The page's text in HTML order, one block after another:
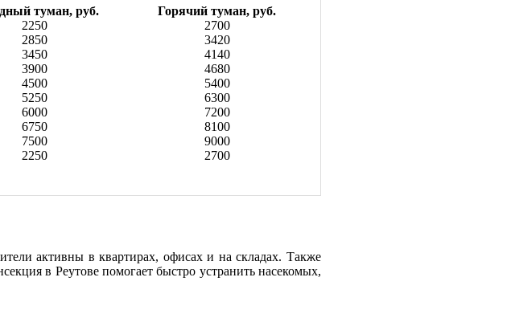
туман, руб.
Горячий туман, руб.
2250
2700
2850
3420
3450
4140
3900
4680
4500
5400
5250
6300
6000
7200
6750
8100
7500
9000
2250 2700
активны в квартирах, офисах и на складах. Также
в Реутове помогает быстро устранить насекомых,